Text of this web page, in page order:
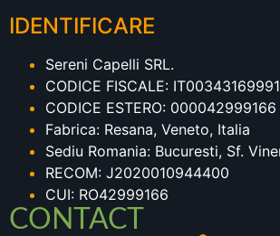
IDENTIFICARE
Sereni Capelli SRL.
CODICE FISCALE: IT00343169991
CODICE ESTERO: 000042999166
Fabrica: Resana, Veneto, Italia
Sediu Romania: Bucuresti, Sf.
RECOM: J2020010944400
CUI: RO42999166
CONTACT